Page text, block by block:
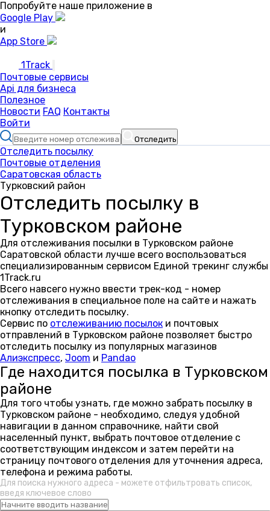
Попробуйте наше приложение в
Google Play
и
App Store
1Track
Почтовые сервисы
Api для бизнеса
Полезное
Новости FAQ Контакты
Войти
Отследить
Отследить посылку
Почтовые отделения
Саратовская область
Турковский район
Отследить посылку в
Турковском районе
Для отслеживания посылки в Турковском районе
Саратовской области лучше всего воспользоваться
специализированным сервисом Единой трекинг службы
1Track.ru
Всего навсего нужно ввести трек-код - номер
отслеживания в специальное поле на сайте и нажать
кнопку отследить посылку.
Сервис по отслеживанию посылок и почтовых
отправлений в Турковском районе позволяет быстро
отследить посылку из популярных магазинов
Алиэкспресс, Joom и Pandao
Где находится посылка в Турковском
районе
Для того чтобы узнать, где можно забрать посылку в
Турковском районе - необходимо, следуя удобной
навигации в данном справочнике, найти свой
населенный пункт, выбрать почтовое отделение с
соответствующим индексом и затем перейти на
страницу почтового отделения для уточнения адреса,
телефона и режима работы.
Для поиска нужного адреса - можете отфильтровать список,
введя ключевое слово